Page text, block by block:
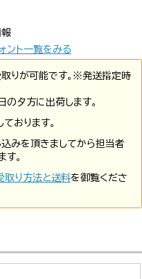
ント一覧をみる
りが可能です。※発送指定時
夕方に出荷します。
おります。
みを頂きましてから担当者
す。
取り方法と送料を御覧くださ